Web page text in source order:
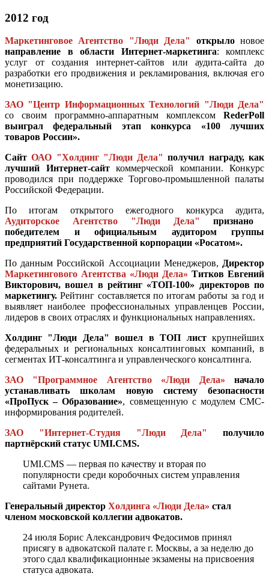
2012 год
Маркетинговое Агентство "Люди Дела" открылоновое
направление в области Интернет-маркетинга: комплекс
услуг от создания интернет-сайтов или аудита-сайта до
разработки его продвижения и рекламирования, включая его
монетизацию.
ЗАО "Центр Информационных Технологий "Люди Дела"
со своим программно-аппаратным комплексом RederPoll
выиграл федеральный этап конкурса «100 лучших
товаров России».
СайтОАО "Холдинг "Люди Дела" получил награду, как
лучший Интернет-сайткоммерческой компании. Конкурс
проводился при поддержке Торгово-промышленной палаты
Российской Федерации.
По итогам открытого ежегодного конкурса аудита,
Аудиторское Агентство "Люди Дела"
признано
победителем и официальным аудитором группы
предприятий Государственной корпорации «Росатом».
По данным Российской Ассоциации Менеджеров, Директор
Маркетингового Агентства «Люди Дела» Титков Евгений
Викторович, вошел в рейтинг «ТОП-100» директоров по
маркетингу. Рейтинг составляется по итогам работы за год и
выявляет наиболее профессиональных управленцев России,
лидеров в своих отраслях и функциональных направлениях.
Холдинг "Люди Дела" вошел в ТОП листкрупнейших
федеральных и региональных консалтинговых компаний, в
сегментах ИТ-консалтинга и управленческого консалтинга.
ЗАО "Программное Агентство «Люди Дела» начало
устанавливать школам новую систему безопасности
«ПроПуск – Образование», совмещенную с модулем СМС-
информирования родителей.
ЗАО "Интернет-Студия "Люди Дела"
получило
партнёрский статус UMI.CMS.
UMI.CMS — первая по качеству и вторая по
популярности среди коробочных систем управления
сайтами Рунета.
Генеральный директор Холдинга «Люди Дела» стал
членом московской коллегии адвокатов.
24 июля Борис Александрович Федосимов принял
присягу в адвокатской палате г. Москвы, а за неделю до
этого сдал квалификационные экзамены на присвоения
статуса адвоката.